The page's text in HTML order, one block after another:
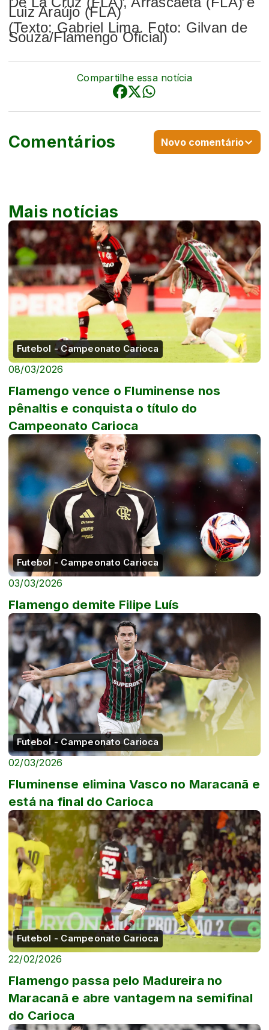
Luiz Araújo (FLA)
(Texto: Gabriel Lima. Foto: Gilvan de
Souza/Flamengo Oficial)
Compartilhe essa notícia
Comentários Novo comentário
Mais notícias
Futebol - Campeonato Carioca
08/03/2026
Flamengo vence o Fluminense nos
pênaltis e conquista o título do
Campeonato Carioca
Futebol - Campeonato Carioca
03/03/2026
Flamengo demite Filipe Luís
Futebol - Campeonato Carioca
02/03/2026
Fluminense elimina Vasco no Maracanã e
está na final do Carioca
Futebol - Campeonato Carioca
22/02/2026
Flamengo passa pelo Madureira no
Maracanã e abre vantagem na semifinal
do Carioca